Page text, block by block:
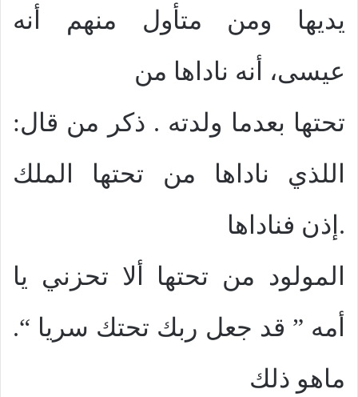
يديها ومن متأول منهم أنه
عيسى، أنه ناداها من
تحتها بعدما ولدته . ذكر من قال:
اللذي ناداها من تحتها الملك
.إذن فناداها
المولود من تحتها ألا تحزني يا
أمه ” قد جعل ربك تحتك سريا “.
ماهو ذلك